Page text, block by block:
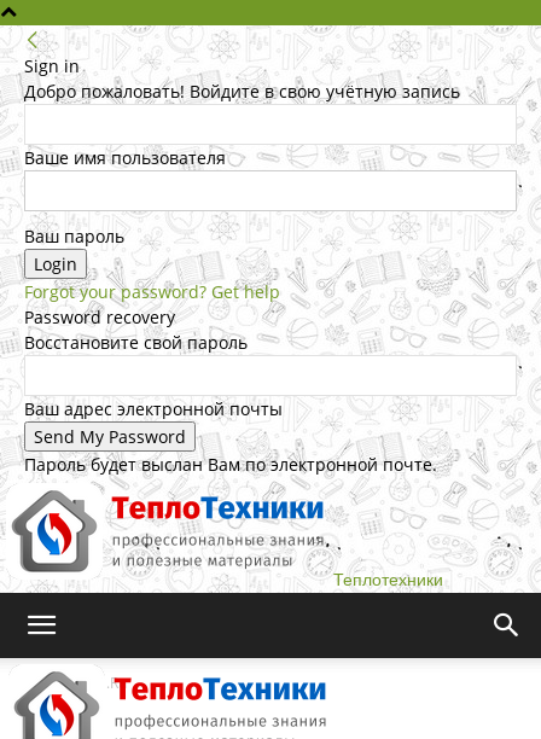
Sign in
Добро пожаловать! Войдите в свою учётную запись
Ваше имя пользователя
Ваш пароль
Forgot your password? Get help
Password recovery
Восстановите свой пароль
Ваш адрес электронной почты
Пароль будет выслан Вам по электронной почте.
Теплотехники
Teplotehniki.Ru
Новости